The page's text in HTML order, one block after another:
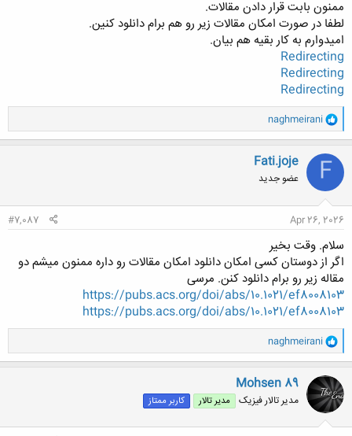
ممنون بابت قرار دادن مقالات.
لطفا در صورت امکان مقالات زیر رو هم برام دانلود کنین.
امیدوارم به کار بقیه هم بیان.
Redirecting
Redirecting
Redirecting
و
ا
ک
ن
ش
ه
ا
naghmeirani
F
Fati.joje
عضو جدید
Apr 26, 2026
#7,087
سلام. وقت بخیر
اگر از دوستان کسی امکان دانلود امکان مقالات رو داره ممنون میشم دو
مقاله زیر رو برام دانلود کنن. مرسی
https://pubs.acs.org/doi/abs/10.1021/ef8008103
https://pubs.acs.org/doi/abs/10.1021/ef8008103
و
ا
ک
ن
ش
ه
ا
naghmeirani
Mohsen 89
مدیر تالار فیزیک مدیر تالار کاربر ممتاز